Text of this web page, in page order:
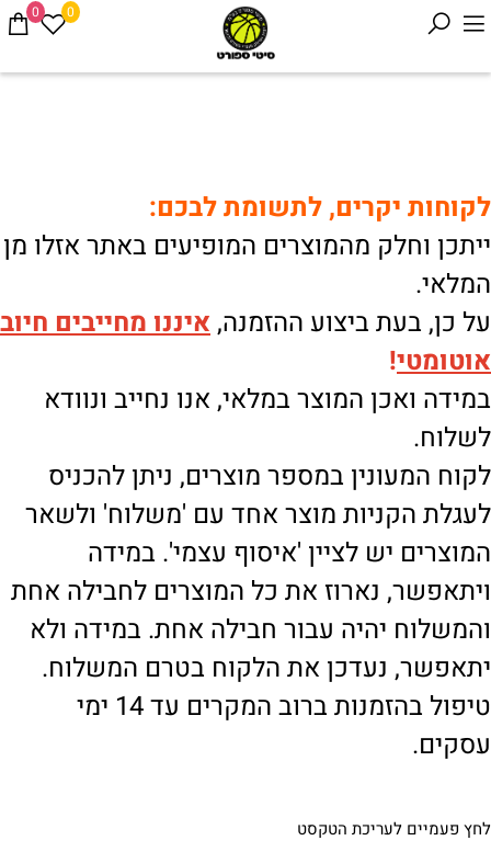
0 0
לקוחות יקרים, לתשומת לבכם:
ייתכן וחלק מהמוצרים המופיעים באתר אזלו מן
המלאי.
על כן, בעת ביצוע ההזמנה, איננו מחייבים חיוב
אוטומטי!
במידה ואכן המוצר במלאי, אנו נחייב ונוודא
לשלוח.
לקוח המעונין במספר מוצרים, ניתן להכניס
לעגלת הקניות מוצר אחד עם 'משלוח' ולשאר
המוצרים יש לציין 'איסוף עצמי'. במידה
ויתאפשר, נארוז את כל המוצרים לחבילה אחת
והמשלוח יהיה עבור חבילה אחת. במידה ולא
יתאפשר, נעדכן את הלקוח בטרם המשלוח.
טיפול בהזמנות ברוב המקרים עד 14 ימי
עסקים.
לחץ פעמיים לעריכת הטקסט